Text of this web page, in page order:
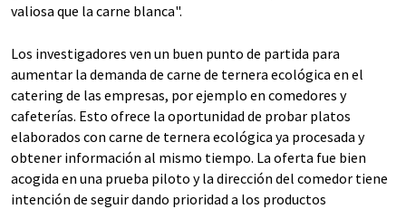
valiosa que la carne blanca".
Los investigadores ven un buen punto de partida para
aumentar la demanda de carne de ternera ecológica en el
catering de las empresas, por ejemplo en comedores y
cafeterías. Esto ofrece la oportunidad de probar platos
elaborados con carne de ternera ecológica ya procesada y
obtener información al mismo tiempo. La oferta fue bien
acogida en una prueba piloto y la dirección del comedor tiene
intención de seguir dando prioridad a los productos